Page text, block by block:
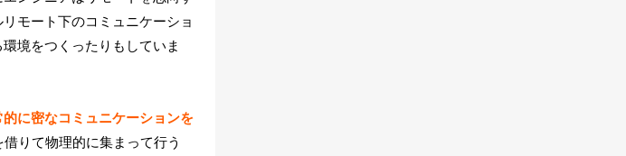
モート下のコミュニケーショ
境をつくったりもしていま
的に密なコミュニケーションを
りて物理的に集まって行う